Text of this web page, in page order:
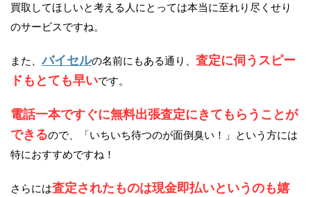
買取してほしいと考える人にとっては本当に至れり尽くせり
のサービスですね。
また、バイセルの名前にもある通り、 査定に伺うスピー
ドもとても早いです。
電話一本ですぐに無料出張査定にきてもらうことが
できるので、「いちいち待つのが面倒臭い！」という方には
特におすすめですね！
さらには査定されたものは現金即払いというのも嬉